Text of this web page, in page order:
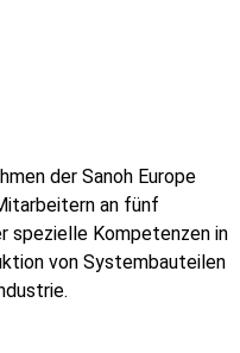
der Sanoh Europe
an fünf
spezielle Kompetenzen in
von Systembauteilen